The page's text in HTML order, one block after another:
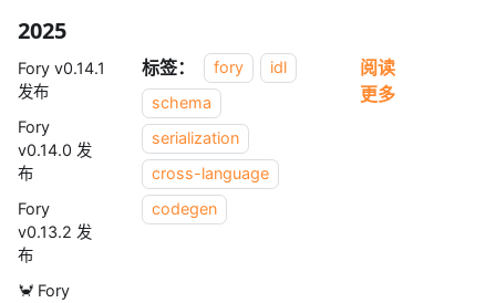
2025
Fory v0.14.1
发布
Fory
v0.14.0 发
布
Fory
v0.13.2 发
布
🦀 Fory
标签： fory
idl
schema
serialization
cross-language
codegen
阅读
更多